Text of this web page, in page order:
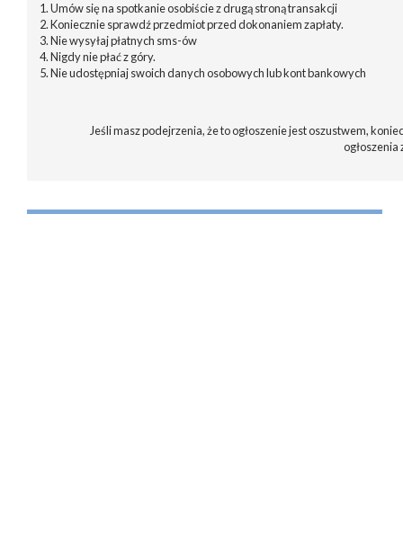
1. Umów się na spotkanie osobiście z drugą stroną transakcji
2. Koniecznie sprawdź przedmiot przed dokonaniem zapłaty.
3. Nie wysyłaj płatnych sms-ów
4. Nigdy nie płać z góry.
5. Nie udostępniaj swoich danych osobowych lub kont bankowych
Jeśli masz podejrzenia, że to ogłoszenie jest oszustwem,